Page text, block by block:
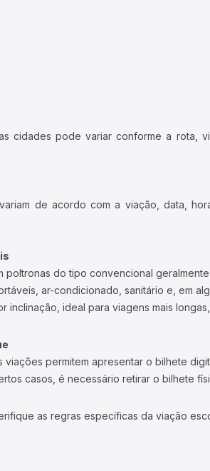
cidades pode variar conforme a rota,
de acordo com a viação, data,
poltronas do tipo convencional
ar-condicionado, sanitário e, em
inclinação, ideal para viagens mais
viações permitem apresentar o bilhete
casos, é necessário retirar o bilhete
as regras específicas da viação